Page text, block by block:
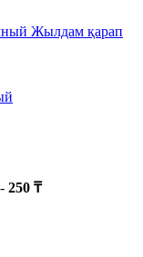
Жылдам қарап
250 ₸